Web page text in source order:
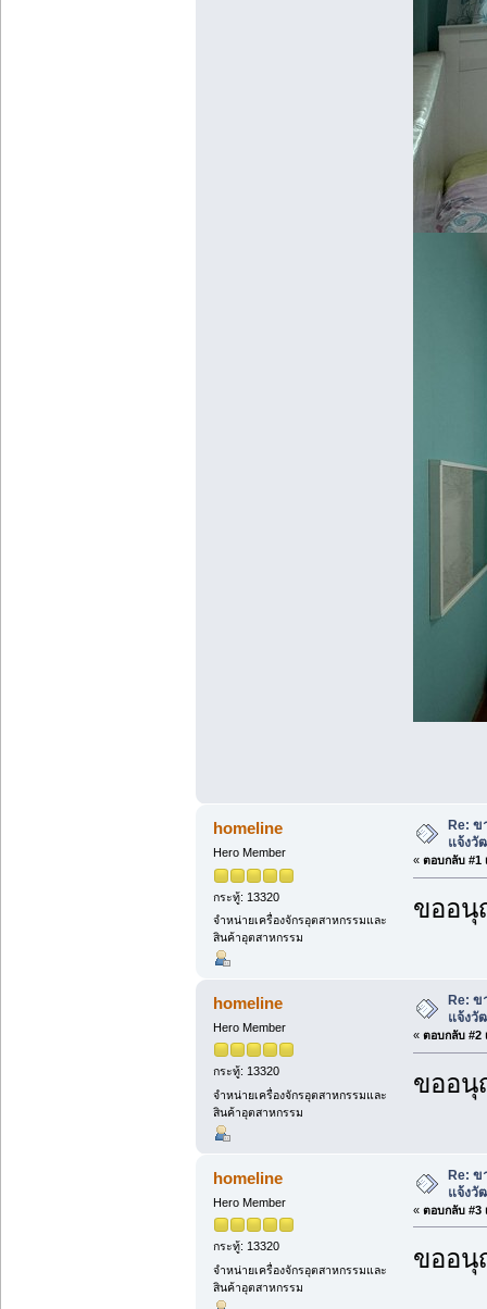
homeline
Hero Member
กระทู้: 13320
จำหน่ายเครื่องจักรอุตสาหกรรมและ
สินค้าอุตสาหกรรม
Re:
แจ้งวั
« ตอบกลับ #1
ขออนุ
homeline
Hero Member
กระทู้: 13320
จำหน่ายเครื่องจักรอุตสาหกรรมและ
สินค้าอุตสาหกรรม
Re:
แจ้งวั
« ตอบกลับ #2
ขออนุ
homeline
Hero Member
กระทู้: 13320
จำหน่ายเครื่องจักรอุตสาหกรรมและ
สินค้าอุตสาหกรรม
Re:
แจ้งวั
« ตอบกลับ #3
ขออนุ